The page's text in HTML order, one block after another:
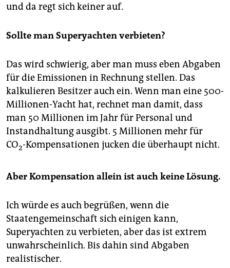
und da regt sich keiner auf.
Sollte man Superyachten verbieten?
Das wird schwierig, aber man muss eben Abgaben
für die Emissionen in Rechnung stellen. Das
kalkulieren Besitzer auch ein. Wenn man eine 500-
Millionen-Yacht hat, rechnet man damit, dass
man 50 Millionen im Jahr für Personal und
Instandhaltung ausgibt. 5 Millionen mehr für
CO2-Kompensationen jucken die überhaupt nicht.
Aber Kompensation allein ist auch keine Lösung.
Ich würde es auch begrüßen, wenn die
Staatengemeinschaft sich einigen kann,
Superyachten zu verbieten, aber das ist extrem
unwahrscheinlich. Bis dahin sind Abgaben
realistischer.